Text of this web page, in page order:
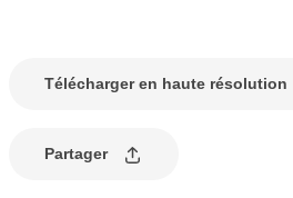
Télécharger en haute résolution
Partager